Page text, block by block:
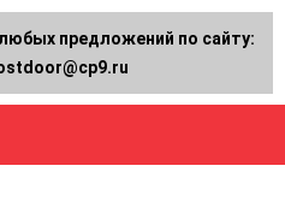
предложений по сайту: